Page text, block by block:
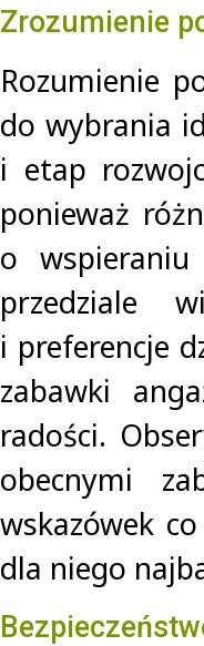
Zrozumienie
Rozumienie
do wybrania
i etap
ponieważ
o
przedziale
i preferencje
zabawki
radości.
obecnymi
wskazówek
dla niego